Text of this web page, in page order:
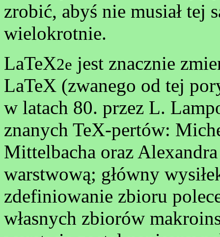
zrobić, abyś nie musiał tej
wielokrotnie.
LaTeX2e jest znacznie
LaTeX (zwanego od tej
w latach 80. przez L.
znanych TeX-pertów:
Mittelbacha oraz
warstwową; główny
zdefiniowanie zbioru
własnych zbiorów